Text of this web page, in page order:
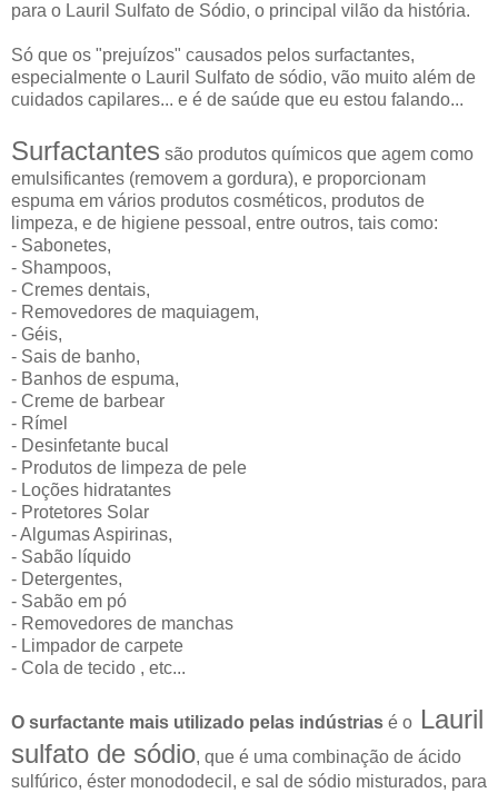
para o Lauril Sulfato de Sódio, o principal vilão da história.
Só que os "prejuízos" causados pelos surfactantes,
especialmente o Lauril Sulfato de sódio, vão muito além de
cuidados capilares... e é de saúde que eu estou falando...
Surfactantes são produtos químicos que agem como
emulsificantes (removem a gordura), e proporcionam
espuma em vários produtos cosméticos, produtos de
limpeza, e de higiene pessoal, entre outros, tais como:
- Sabonetes,
- Shampoos,
- Cremes dentais,
- Removedores de maquiagem,
- Géis,
- Sais de banho,
- Banhos de espuma,
- Creme de barbear
- Rímel
- Desinfetante bucal
- Produtos de limpeza de pele
- Loções hidratantes
- Protetores Solar
- Algumas Aspirinas,
- Sabão líquido
- Detergentes,
- Sabão em pó
- Removedores de manchas
- Limpador de carpete
- Cola de tecido , etc...
O surfactante mais utilizado pelas indústrias é o Lauril
sulfato de sódio, que é uma combinação de ácido
sulfúrico, éster monododecil, e sal de sódio misturados, para